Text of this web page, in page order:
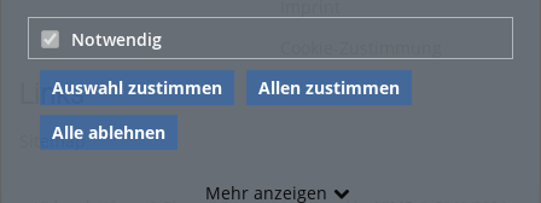
Notwendig
Auswahl zustimmen
Allen zustimmen
Alle ablehnen
Mehr anzeigen
Links
Sitemap